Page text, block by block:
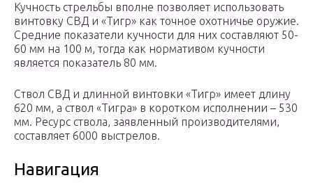
Кучность стрельбы вполне позволяет использовать
винтовку СВД и «Тигр» как точное охотничье оружие.
Средние показатели кучности для них составляют 50-
60 мм на 100 м, тогда как нормативом кучности
является показатель 80 мм.
Ствол СВД и длинной винтовки «Тигр» имеет длину
620 мм, а ствол «Тигра» в коротком исполнении – 530
мм. Ресурс ствола, заявленный производителями,
составляет 6000 выстрелов.
Навигация